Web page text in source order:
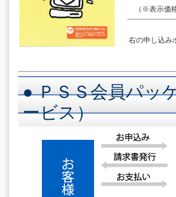
（※表示価
右の申し込み
● ＰＳＳ会員パッ
ービス）